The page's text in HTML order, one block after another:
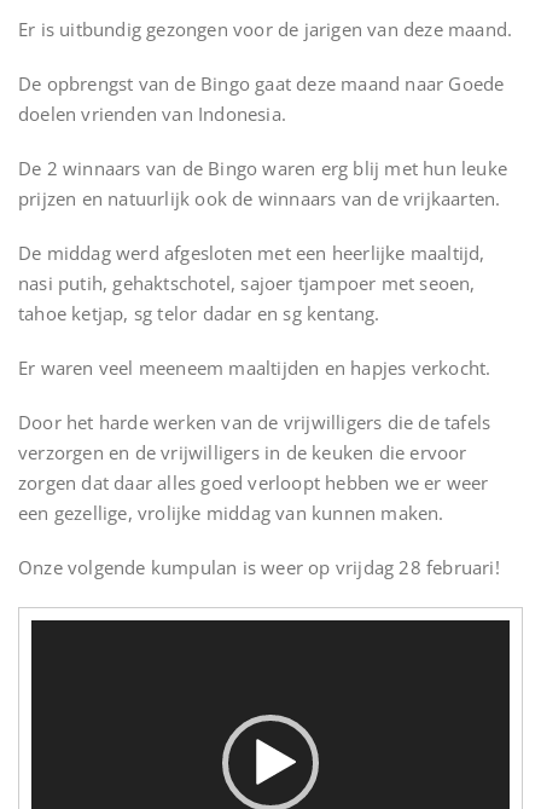
Er is uitbundig gezongen voor de jarigen van deze maand.
De opbrengst van de Bingo gaat deze maand naar Goede
doelen vrienden van Indonesia.
De 2 winnaars van de Bingo waren erg blij met hun leuke
prijzen en natuurlijk ook de winnaars van de vrijkaarten.
De middag werd afgesloten met een heerlijke maaltijd,
nasi putih, gehaktschotel, sajoer tjampoer met seoen,
tahoe ketjap, sg telor dadar en sg kentang.
Er waren veel meeneem maaltijden en hapjes verkocht.
Door het harde werken van de vrijwilligers die de tafels
verzorgen en de vrijwilligers in de keuken die ervoor
zorgen dat daar alles goed verloopt hebben we er weer
een gezellige, vrolijke middag van kunnen maken.
Onze volgende kumpulan is weer op vrijdag 28 februari!